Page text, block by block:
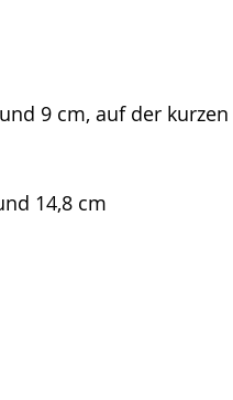
9 cm, auf der kurzen
14,8 cm